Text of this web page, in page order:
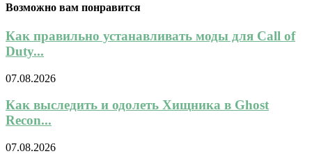
Возможно вам понравится
Как правильно устанавливать моды для Call of
Duty...
07.08.2026
Как выследить и одолеть Хищника в Ghost
Recon...
07.08.2026